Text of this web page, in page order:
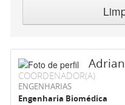
COORDENADOR(A)
ENGENHARIAS
Engenharia Biomédica